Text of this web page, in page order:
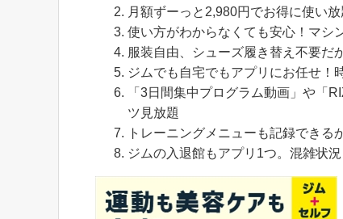
月額ずーっと2,980円でお得に使い放
使い方がわからなくても安心！マシ
服装自由、シューズ履き替え不要だ
ジムでも自宅でもアプリにお任せ！
「3日間集中プログラム動画」や「
ツ見放題
トレーニングメニューも記録できる
ジムの入退館もアプリ1つ。混雑状